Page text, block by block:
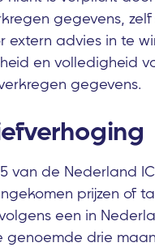
gegevens,
advies in te
en volledigheid
gegevens.
van de Nederland
prijzen of
een in
genoemde drie